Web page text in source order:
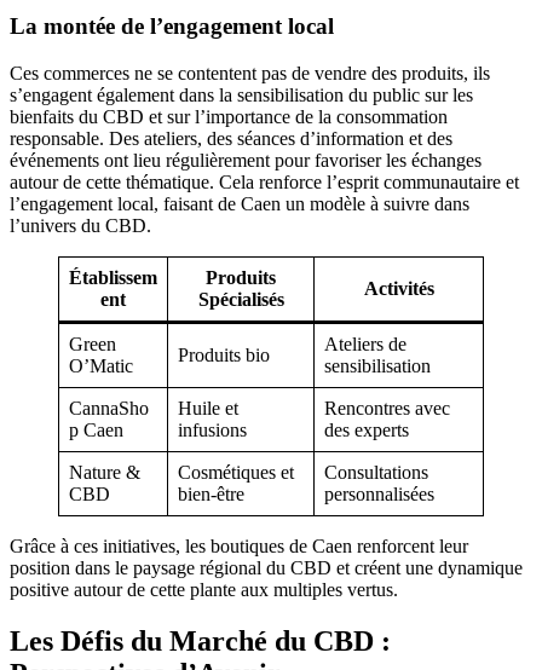
La montée de l’engagement local
Ces commerces ne se contentent pas de vendre des produits, ils
s’engagent également dans la sensibilisation du public sur les
bienfaits du CBD et sur l’importance de la consommation
responsable. Des ateliers, des séances d’information et des
événements ont lieu régulièrement pour favoriser les échanges
autour de cette thématique. Cela renforce l’esprit communautaire et
l’engagement local, faisant de Caen un modèle à suivre dans
l’univers du CBD.
Établissem
ent
Produits
Spécialisés
Activités
Green
O’Matic
Produits bio
Ateliers de
sensibilisation
CannaSho
p Caen
Huile et
infusions
Rencontres avec
des experts
Nature &
CBD
Cosmétiques et
bien-être
Consultations
personnalisées
Grâce à ces initiatives, les boutiques de Caen renforcent leur
position dans le paysage régional du CBD et créent une dynamique
positive autour de cette plante aux multiples vertus.
Les Défis du Marché du CBD :